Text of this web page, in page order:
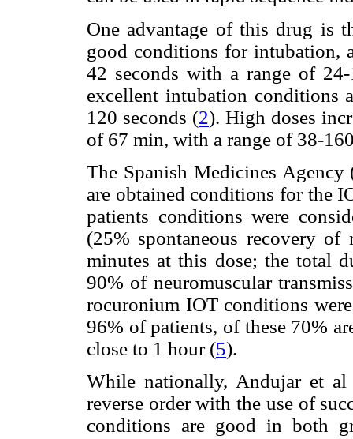
One advantage of this drug is
good conditions for intubation,
42 seconds with a range of
excellent intubation conditions
120 seconds (2). High doses
of 67 min, with a range of 38-
The Spanish Medicines
are obtained conditions for the
patients conditions were
(25% spontaneous recovery
minutes at this dose; the total
90% of neuromuscular
rocuronium IOT conditions
96% of patients, of these 70%
close to 1 hour (5).
While nationally, Andujar et
reverse order with the use of
conditions are good in both